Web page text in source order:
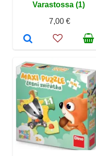
Varastossa (1)
7,00 €